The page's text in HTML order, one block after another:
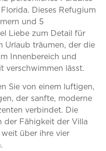
Dieses Refugium
und 5
Liebe zum Detail für
Urlaub träumen, der die
Innenbereich und
verschwimmen lässt.
Sie von einem luftigen,
der sanfte, moderne
verbindet. Die
der Fähigkeit der Villa
über ihre vier